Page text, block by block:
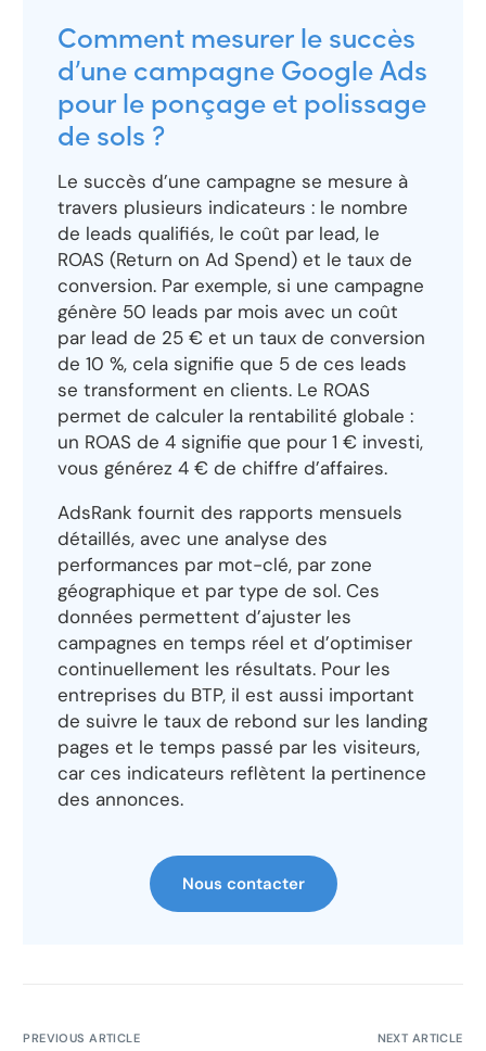
Comment mesurer le succès
d’une campagne Google Ads
pour le ponçage et polissage
de sols ?
Le succès d’une campagne se mesure à
travers plusieurs indicateurs : le nombre
de leads qualifiés, le coût par lead, le
ROAS (Return on Ad Spend) et le taux de
conversion. Par exemple, si une campagne
génère 50 leads par mois avec un coût
par lead de 25 € et un taux de conversion
de 10 %, cela signifie que 5 de ces leads
se transforment en clients. Le ROAS
permet de calculer la rentabilité globale :
un ROAS de 4 signifie que pour 1 € investi,
vous générez 4 € de chiffre d’affaires.
AdsRank fournit des rapports mensuels
détaillés, avec une analyse des
performances par mot-clé, par zone
géographique et par type de sol. Ces
données permettent d’ajuster les
campagnes en temps réel et d’optimiser
continuellement les résultats. Pour les
entreprises du BTP, il est aussi important
de suivre le taux de rebond sur les landing
pages et le temps passé par les visiteurs,
car ces indicateurs reflètent la pertinence
des annonces.
Nous contacter
PREVIOUS ARTICLE NEXT ARTICLE